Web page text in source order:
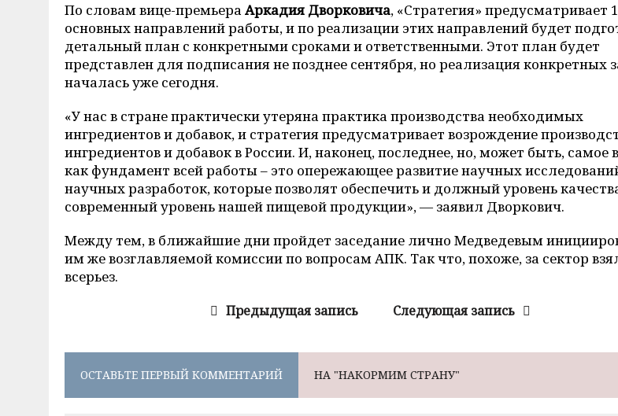
По словам вице-премьера Аркадия Дворковича, «Стратегия» предусматривает
основных направлений работы, и по реализации этих направлений будет
детальный план с конкретными сроками и ответственными. Этот план будет
представлен для подписания не позднее сентября, но реализация конкретных
началась уже сегодня.
«У нас в стране практически утеряна практика производства необходимых
ингредиентов и добавок, и стратегия предусматривает возрождение
ингредиентов и добавок в России. И, наконец, последнее, но, может быть, самое
как фундамент всей работы – это опережающее развитие научных
научных разработок, которые позволят обеспечить и должный уровень
современный уровень нашей пищевой продукции», — заявил Дворкович.
Между тем, в ближайшие дни пройдет заседание лично Медведевым
им же возглавляемой комиссии по вопросам АПК. Так что, похоже, за сектор
всерьез.
Предыдущая запись Следующая запись
ОСТАВЬТЕ ПЕРВЫЙ КОММЕНТАРИЙ НА "НАКОРМИМ СТРАНУ"